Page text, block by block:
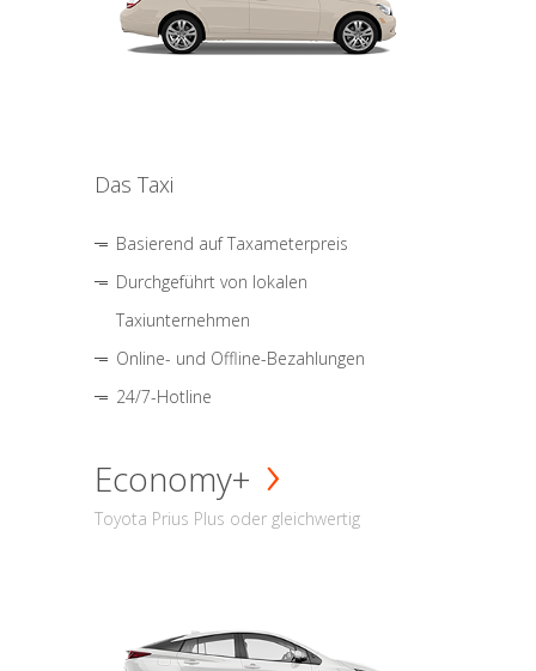
Das Taxi
Basierend auf Taxameterpreis
Durchgeführt von lokalen
Taxiunternehmen
Online- und Offline-Bezahlungen
24/7-Hotline
Economy+
Toyota Prius Plus oder gleichwertig